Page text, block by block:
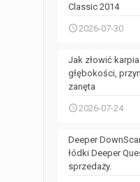
Classic 2014
2026-07-30
Jak złowić
głębokości,
zanęta
2026-07-24
Deeper
łódki Deeper
sprzedaży.